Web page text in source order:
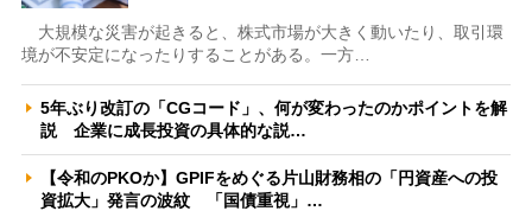
大規模な災害が起きると、株式市場が大きく動いたり、取引環
境が不安定になったりすることがある。一方…
5年ぶり改訂の「CGコード」、何が変わったのかポイントを解
説 企業に成長投資の具体的な説…
【令和のPKOか】GPIFをめぐる片山財務相の「円資産への投
資拡大」発言の波紋 「国債重視」…